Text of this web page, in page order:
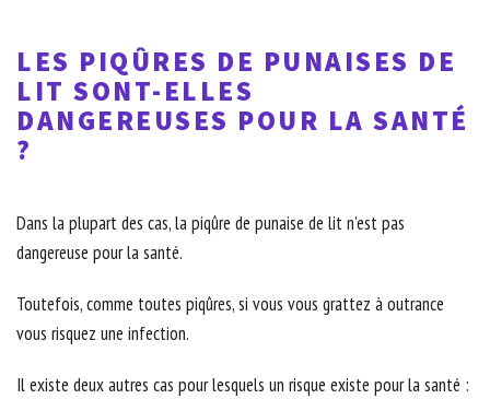
LES PIQÛRES DE PUNAISES DE
LIT SONT-ELLES
DANGEREUSES POUR LA SANTÉ
?
Dans la plupart des cas, la piqûre de punaise de lit n’est pas
dangereuse pour la santé.
Toutefois, comme toutes piqûres, si vous vous grattez à outrance
vous risquez une infection.
Il existe deux autres cas pour lesquels un risque existe pour la santé :